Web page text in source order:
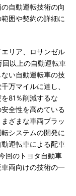
自動運転技術の向
囲や契約の詳細に
リア、ロサンゼル
回以上の自動運転車
い自動運転車の技
万マイルに達し、
81％削減するな
全性を高めている
ざまな車両プラッ
システムの開発に
運転車による配車
回のトヨタ自動車
両向けの技術の一